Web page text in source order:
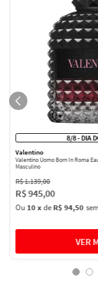
8/8 - DIA
Valentino
Valentino Uomo Born In Roma
Masculino
R$1.139,00
R$945,00
Ou 10xdeR$ 94,50